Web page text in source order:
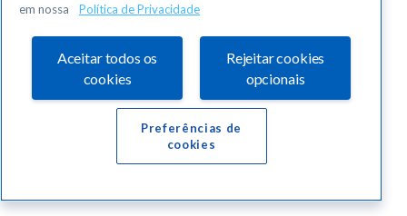
em nossa
Política de Privacidade
Aceitar todos os
cookies
Rejeitar cookies
opcionais
Preferências de
cookies